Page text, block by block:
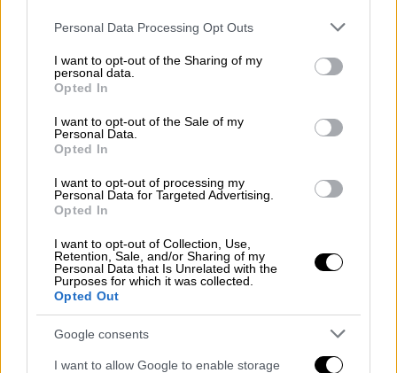
Please note that this website/app uses one or more Google
not limited to your visit or usage behaviour. You may click to
grant or deny consent to Google and its third-party tags to
use your data for below specified purposes in below Google
consent section.
Personal Data Processing Opt Outs
I want to opt-out of the Sharing of my
personal data.
Opted In
I want to opt-out of the Sale of my
Personal Data.
Opted In
I want to opt-out of processing my
Personal Data for Targeted Advertising.
Opted In
I want to opt-out of Collection, Use,
Retention, Sale, and/or Sharing of my
Personal Data that Is Unrelated with the
Purposes for which it was collected.
Opted Out
Google consents
I want to allow Google to enable storage
πρέσβης Ρόμπερτ Φορντ επιβεβαίωσε ότι:
«Είχαν επικοινωνήσει και είχαν ξεκινήσει
συνομιλίες με τον ηγέτη της HTS, Μοχάμεντ
Αλ Τζολάνι, τον Μάρτιο του 2023», ο οποίος
παραμένει καταζητούμενος με επικήρυξη 10
έγινε μέσω μιας βρετανικής ΜΚΟ, ενώ στην
αντιπροσωπεία συμμετείχαν και Ευρωπαίοι,
διπλωμάτες ή και αξιωματούχοι
πληροφοριών. Δεδομένου ότι οι ΗΠΑ
χειρίζονται τις υποθέσεις τους στη Συρία
μέσω Τουρκίας, τίθεται ερώτημα αν η ΜΙΤ –
υπό την τότε διοίκηση του νυν ΥΠΕΞ Χακάν
Φιντάν – είχε ρόλο σε αυτή τη διασύνδεση.